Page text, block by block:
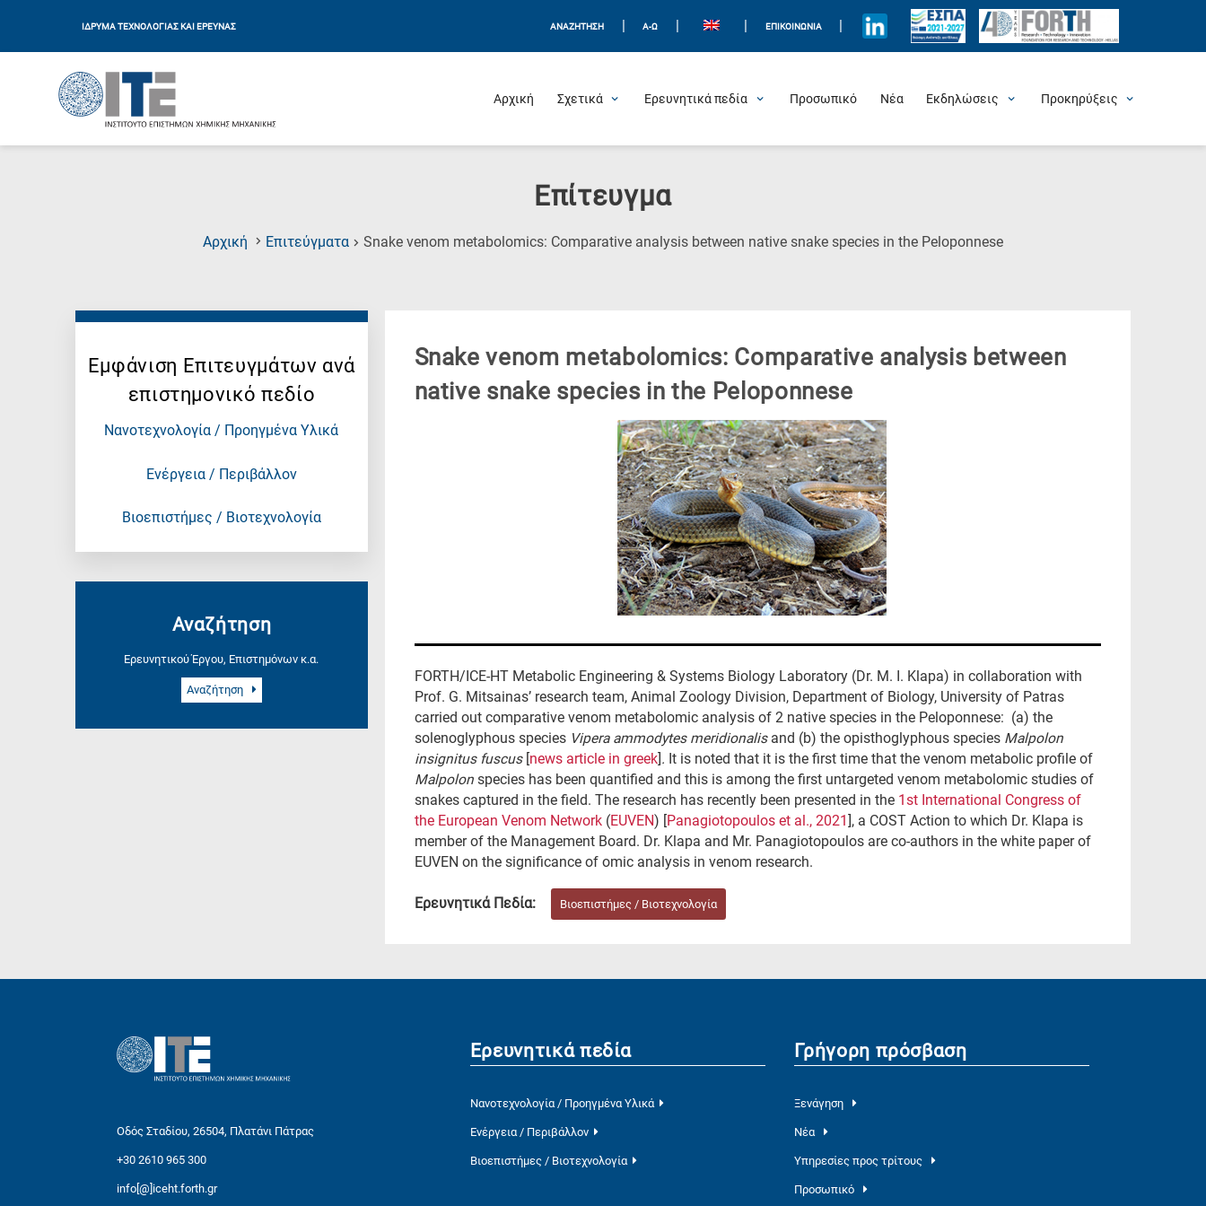
ΙΔΡΥΜΑ ΤΕΧΝΟΛΟΓΙΑΣ ΚΑΙ ΕΡΕΥΝΑΣ ΑΝΑΖΗΤΗΣΗ Α-Ω ΕΠΙΚΟΙΝΩΝΊΑ
Αρχική Σχετικά Ερευνητικά πεδία Προσωπικό Νέα Εκδηλώσεις Προκηρύξεις
Επίτευγμα
Αρχική Επιτεύγματα Snake venom metabolomics: Comparative analysis between native snake species in the Peloponnese(Current
Εμφάνιση Επιτευγμάτων ανά
επιστημονικό πεδίο
Νανοτεχνολογία / Προηγμένα Υλικά
Ενέργεια / Περιβάλλον
Βιοεπιστήμες / Βιοτεχνολογία
Αναζήτηση
Ερευνητικού Έργου, Επιστημόνων κ.α.
Αναζήτηση
Snake venom metabolomics: Comparative analysis between
native snake species in the Peloponnese
FORTH/ICE-HT Metabolic Engineering & Systems Biology Laboratory (Dr. M. I. Klapa) in collaboration with
Prof. G. Mitsainas’ research team, Animal Zoology Division, Department of Biology, University of Patras
carried out comparative venom metabolomic analysis of 2 native species in the Peloponnese: (a) the
solenoglyphous species Vipera ammodytes meridionalisand (b) the opisthoglyphous species Malpolon
insignitus fuscus [news article in greek] . It is noted that it is the first time that the venom metabolic profile of
Malpolonspecies has been quantified and this is among the first untargeted venom metabolomic studies of
snakes captured in the field. The research has recently been presented in the 1st International Congress of
the European Venom Network(EUVEN) [Panagiotopoulos et al., 2021 ], a COST Action to which Dr. Klapa is
member of the Management Board. Dr. Klapa and Mr. Panagiotopoulos are co-authors in the white paper of
EUVEN on the significance of omic analysis in venom research.
Ερευνητικά Πεδία: Βιοεπιστήμες / Βιοτεχνολογία
Οδός Σταδίου, 26504, Πλατάνι Πάτρας
+30 2610 965 300
info[@]iceht.forth.gr
Ερευνητικά πεδία
Νανοτεχνολογία / Προηγμένα Υλικά
Ενέργεια / Περιβάλλον
Βιοεπιστήμες / Βιοτεχνολογία
Γρήγορη πρόσβαση
Ξενάγηση
Νέα
Υπηρεσίες προς τρίτους
Προσωπικό